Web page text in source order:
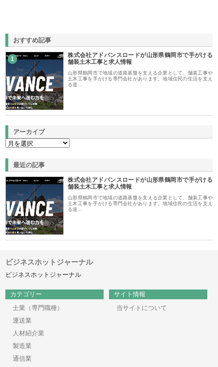
おすすめ記事
1
株式会社アドバンスロードが山形県鶴岡市で手がける
舗装土木工事と求人情報
山形県鶴岡市で地域の道路基盤を支える企業として、舗装工事や
土木工事を手がける専門会社があります。地域住民の生活を支え
る道…
アーカイブ
最近の記事
株式会社アドバンスロードが山形県鶴岡市で手がける
舗装土木工事と求人情報
山形県鶴岡市で地域の道路基盤を支える企業として、舗装工事や
土木工事を手がける専門会社があります。地域住民の生活を支え
る道…
ビジネスホットジャーナル
ビジネスホットジャーナル
カテゴリー
士業（専門職種）
運送業
人材紹介業
製造業
通信業
サイト情報
当サイトについて